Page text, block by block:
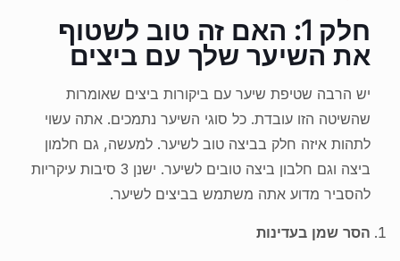
חלק 1: האם זה טוב לשטוף
את השיער שלך עם ביצים
יש הרבה שטיפת שיער עם ביקורות ביצים שאומרות
שהשיטה הזו עובדת. כל סוגי השיער נתמכים. אתה עשוי
לתהות איזה חלק בביצה טוב לשיער. למעשה, גם חלמון
ביצה וגם חלבון ביצה טובים לשיער. ישנן 3 סיבות עיקריות
להסביר מדוע אתה משתמש בביצים לשיער.
הסר שמן בעדינות